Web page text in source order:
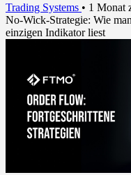
Trading Systems • 1 Monat
No-Wick-Strategie: Wie
einzigen Indikator liest